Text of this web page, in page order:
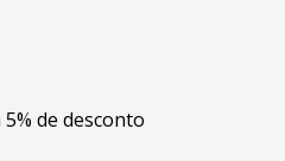
de desconto